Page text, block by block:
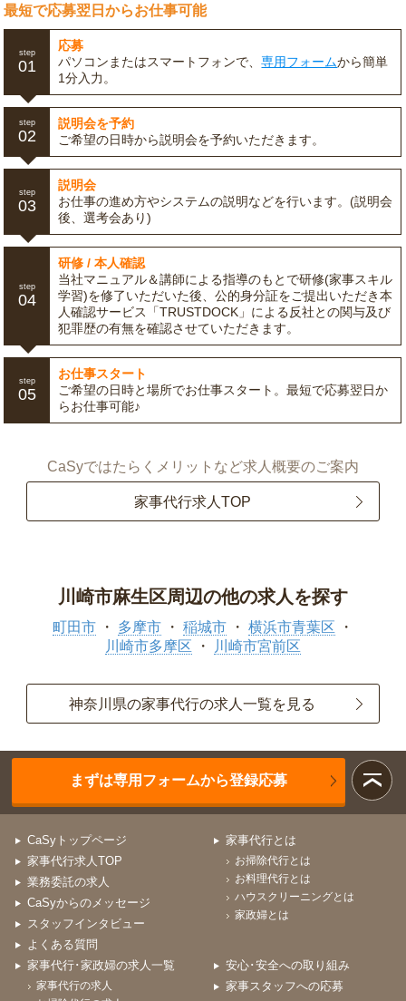
最短で応募翌日からお仕事可能
step
01
応募
パソコンまたはスマートフォンで、専用フォームから簡単
1分入力。
step
02
説明会を予約
ご希望の日時から説明会を予約いただきます。
step
03
説明会
お仕事の進め方やシステムの説明などを行います。(説明会
後、選考会あり)
step
04
研修 / 本人確認
当社マニュアル＆講師による指導のもとで研修(家事スキル
学習)を修了いただいた後、公的身分証をご提出いただき本
人確認サービス「TRUSTDOCK」による反社との関与及び
犯罪歴の有無を確認させていただきます。
step
05
お仕事スタート
ご希望の日時と場所でお仕事スタート。最短で応募翌日か
らお仕事可能♪
CaSyではたらくメリットなど求人概要のご案内
家事代行求人TOP
川崎市麻生区周辺の他の求人を探す
町田市 多摩市 稲城市
横浜市青葉区
川崎市多摩区
川崎市宮前区
神奈川県の家事代行の求人一覧を見る
まずは専用フォームから登録応募
CaSyトップページ
家事代行求人TOP
業務委託の求人
CaSyからのメッセージ
スタッフインタビュー
よくある質問
家事代行とは
お掃除代行とは
お料理代行とは
ハウスクリーニングとは
家政婦とは
家事代行･家政婦の求人一覧
家事代行の求人
安心･安全への取り組み
家事スタッフへの応募